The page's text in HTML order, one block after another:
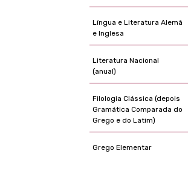
Língua e Literatura Alemã
e Inglesa
Literatura Nacional
(anual)
Filologia Clássica (depois
Gramática Comparada do
Grego e do Latim)
Grego Elementar